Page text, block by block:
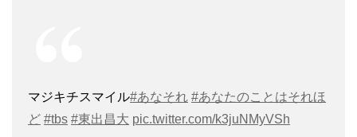
マジキチスマイル#あなそれ #あなたのことはそれほ
ど #tbs #東出昌大 pic.twitter.com/k3juNMyVSh